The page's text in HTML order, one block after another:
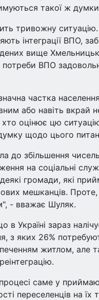
такої ж
тривожну
інтеграції ВПО,
вище
ВПО
частка
або навіть вкрай
хто оцінює цю
щодо цього
до збільшення
на соціальні
громади, які
мешканців.
- вважає Шуляк.
в Україні зараз
з яких 26%
житлом, але
саме у
переселенців на